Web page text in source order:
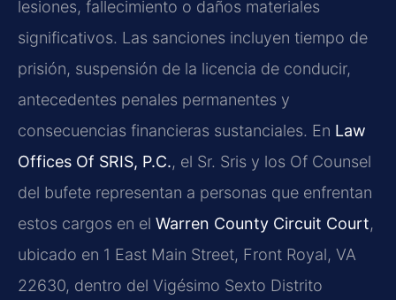
lesiones, fallecimiento o daños materiales
significativos. Las sanciones incluyen tiempo de
prisión, suspensión de la licencia de conducir,
antecedentes penales permanentes y
consecuencias financieras sustanciales. En Law
Offices Of SRIS, P.C., el Sr. Sris y los Of Counsel
del bufete representan a personas que enfrentan
estos cargos en el Warren County Circuit Court,
ubicado en 1 East Main Street, Front Royal, VA
22630, dentro del Vigésimo Sexto Distrito